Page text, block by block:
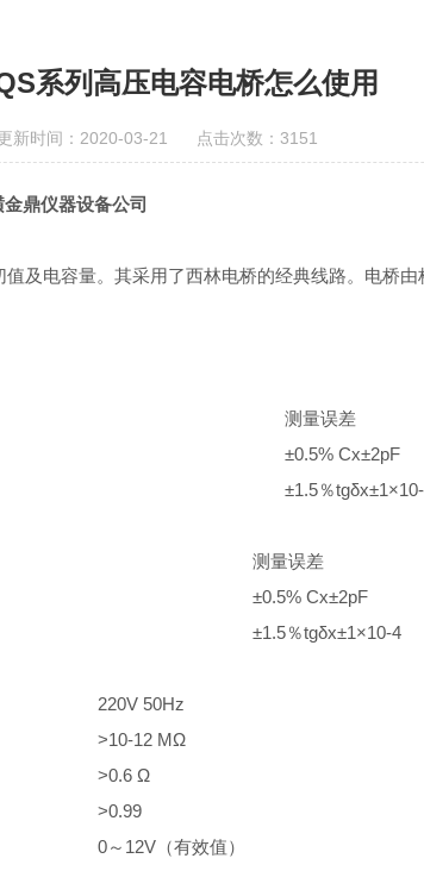
系列高压电容电桥怎么使用
新时间：2020-03-21 点击次数：3151
器设备公司
及电容量。其采用了西林电桥的经典线路。电桥
测量误差
±0.5% Cx±2pF
±1.5％
测量误差
±0.5% Cx±2pF
±1.5％tgδx±1×10-4
220V 50Hz
>10-12 MΩ
>0.6 Ω
>0.99
0～12V（有效值）